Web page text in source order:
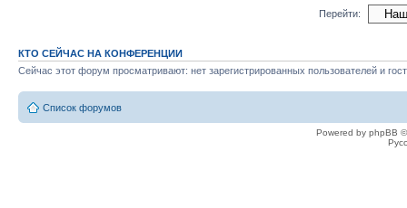
Перейти:
КТО СЕЙЧАС НА КОНФЕРЕНЦИИ
Сейчас этот форум просматривают: нет зарегистрированных пользователей и
Список форумов
Powered by phpBB